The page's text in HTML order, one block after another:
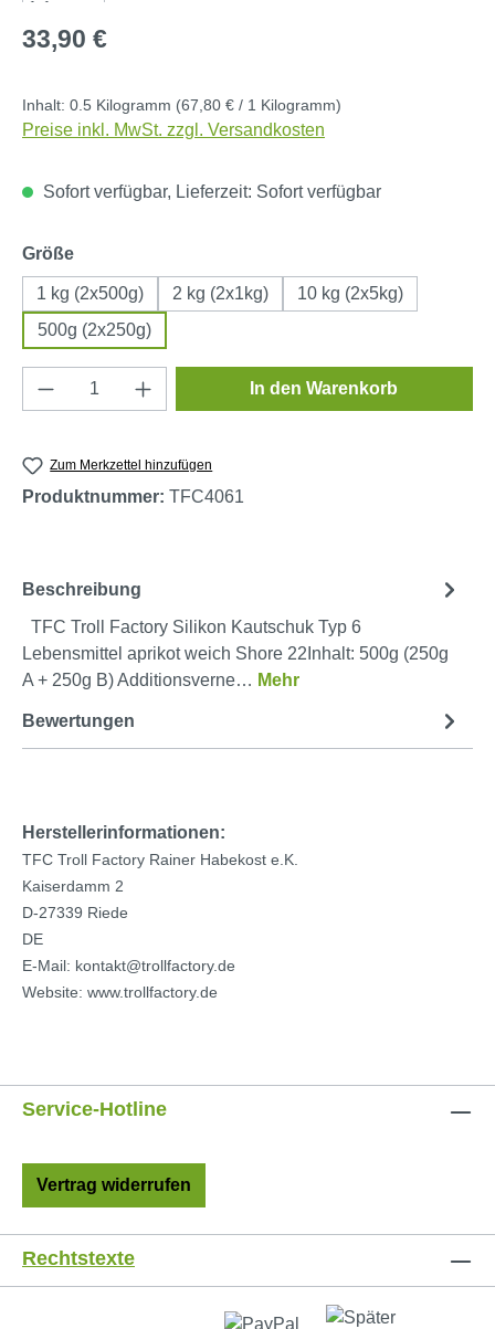
Regulärer Preis:
33,90 €
Inhalt: 0.5 Kilogramm (67,80 € / 1 Kilogramm)
Preise inkl. MwSt. zzgl. Versandkosten
Sofort verfügbar, Lieferzeit: Sofort verfügbar
Größeauswählen
1 kg (2x500g) 2 kg (2x1kg)
10 kg (2x5kg)
500g (2x250g)
Produkt Anzahl: Gib den gewünschten
In den Warenkorb
Zum Merkzettel hinzufügen
Produktnummer: TFC4061
Beschreibung
TFC Troll Factory Silikon Kautschuk Typ 6
Lebensmittel aprikot weich Shore 22Inhalt: 500g (250g
A + 250g B) Additionsverne… Mehr
Bewertungen
Herstellerinformationen:
TFC Troll Factory Rainer Habekost e.K.
Kaiserdamm 2
D-27339 Riede
DE
E-Mail: kontakt@trollfactory.de
Website: www.trollfactory.de
Service-Hotline
Vertrag widerrufen
Rechtstexte